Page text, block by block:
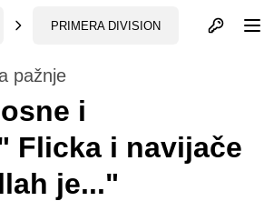
PRIMERA DIVISION Otvori profil
pažnje
i
Flicka i navijače
je..."